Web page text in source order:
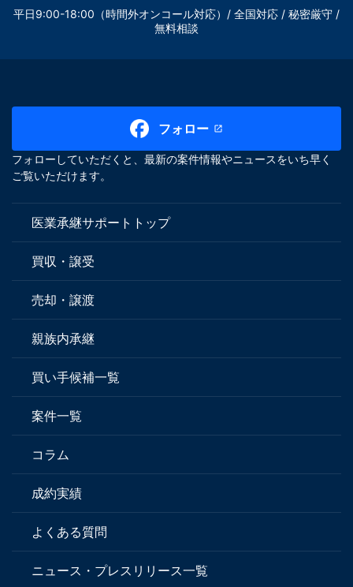
平日9:00-18:00（時間外オンコール対応）/ 全国対応 / 秘密厳守 /
無料相談
フォロー
フォローしていただくと、最新の案件情報やニュースをいち早く
ご覧いただけます。
医業承継サポートトップ
買収・譲受
売却・譲渡
親族内承継
買い手候補一覧
案件一覧
コラム
成約実績
よくある質問
ニュース・プレスリリース一覧